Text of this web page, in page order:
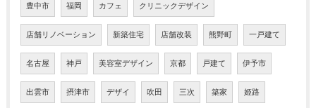
豊中市 福岡 カフェ クリニックデザイン
店舗リノベーション 新築住宅 店舗改装 熊野町 一戸建て
名古屋 神戸 美容室デザイン 京都 戸建て 伊予市
出雲市 摂津市 デザイ 吹田 三次 築家 姫路